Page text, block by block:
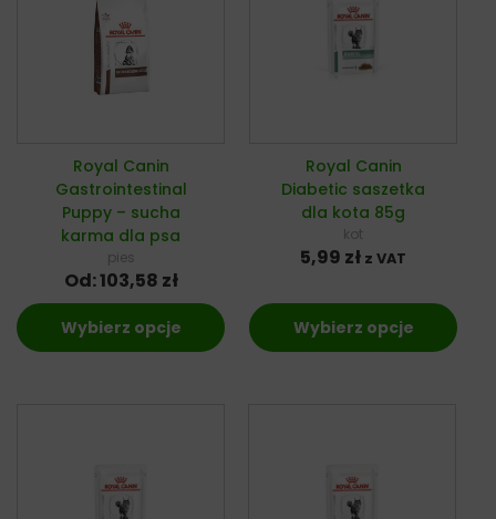
Royal Canin
Gastrointestinal
Puppy – sucha
karma dla psa
pies
Od:103,58 zł
Wybierz opcje
Royal Canin
Diabetic saszetka
dla kota 85g
kot
5,99 zł z VAT
Wybierz opcje